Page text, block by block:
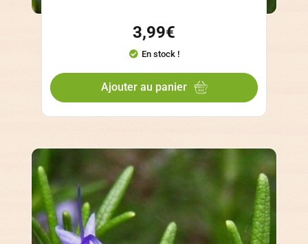
3,99€
En stock !
Ajouter au panier